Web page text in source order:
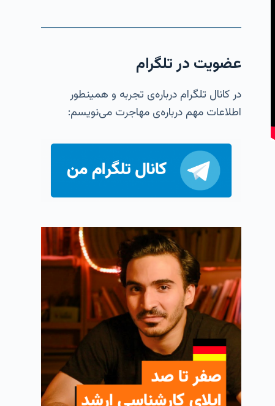
عضویت در تلگرام
در کانال تلگرام درباره‌ی تجربه و همینطور
اطلاعات مهم درباره‌ی مهاجرت می‌نویسم: